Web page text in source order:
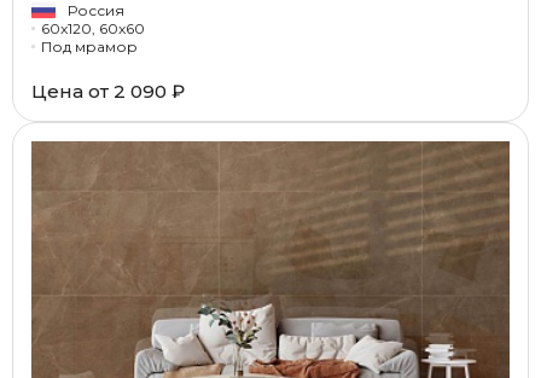
Россия
60x120, 60x60
Под мрамор
Цена от 2 090 ₽